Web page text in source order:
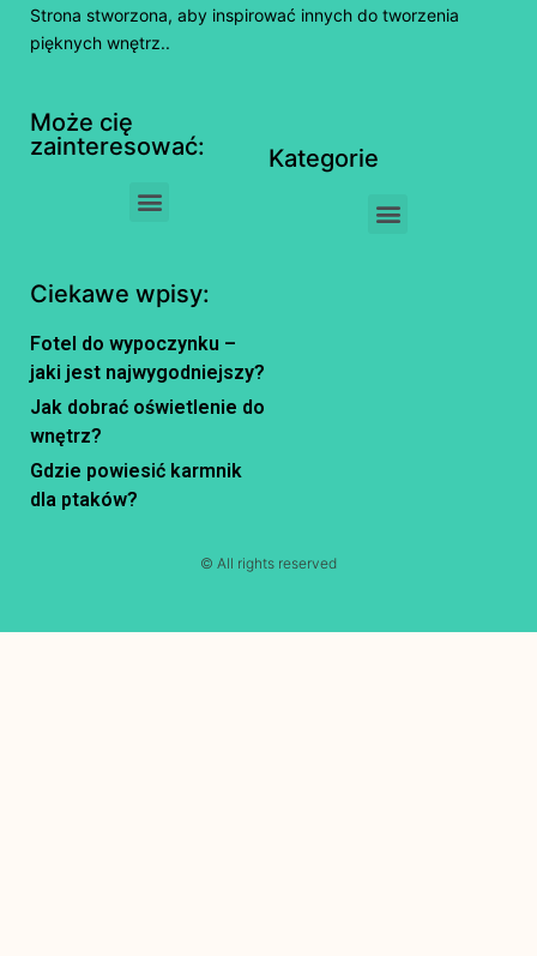
Strona stworzona, aby inspirować innych do tworzenia
pięknych wnętrz..
Może cię
zainteresować:
Kategorie
Ciekawe wpisy:
Fotel do wypoczynku –
jaki jest najwygodniejszy?
Jak dobrać oświetlenie do
wnętrz?
Gdzie powiesić karmnik
dla ptaków?
© All rights reserved